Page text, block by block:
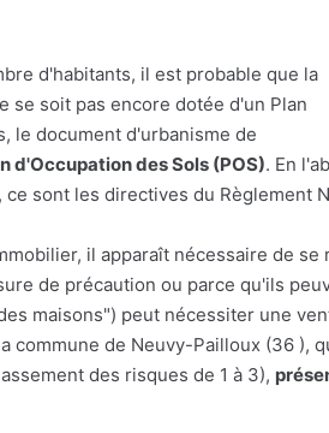
d'habitants, il est probable que la
se soit pas encore dotée d'un Plan
le document d'urbanisme de
d'Occupation des Sols (POS). En
sont les directives du Règlement
il apparaît nécessaire de
de précaution ou parce qu'ils
maisons") peut nécessiter une
commune de Neuvy-Pailloux (36 ),
des risques de 1 à 3),